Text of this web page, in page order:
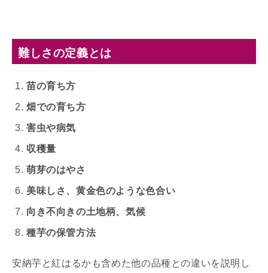
難しさの定義とは
苗の育ち方
畑での育ち方
害虫や病気
収穫量
萌芽のはやさ
美味しさ、黄金色のような色合い
向き不向きの土地柄、気候
種芋の保管方法
安納芋と紅はるかも含めた他の品種との違いを説明し